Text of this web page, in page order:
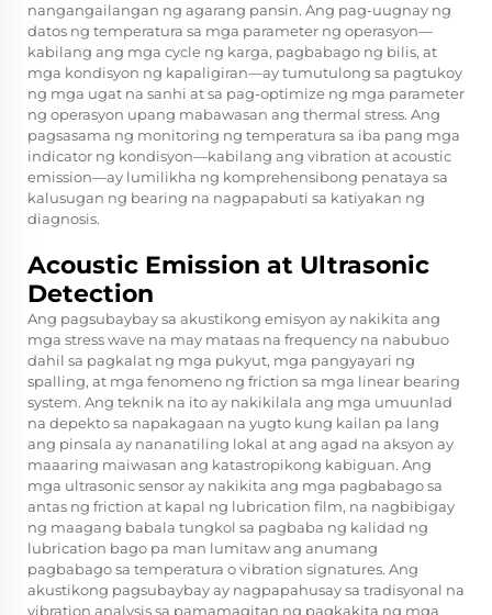
nangangailangan ng agarang pansin. Ang pag-uugnay ng
datos ng temperatura sa mga parameter ng operasyon—
kabilang ang mga cycle ng karga, pagbabago ng bilis, at
mga kondisyon ng kapaligiran—ay tumutulong sa pagtukoy
ng mga ugat na sanhi at sa pag-optimize ng mga parameter
ng operasyon upang mabawasan ang thermal stress. Ang
pagsasama ng monitoring ng temperatura sa iba pang mga
indicator ng kondisyon—kabilang ang vibration at acoustic
emission—ay lumilikha ng komprehensibong penataya sa
kalusugan ng bearing na nagpapabuti sa katiyakan ng
diagnosis.
Acoustic Emission at Ultrasonic
Detection
Ang pagsubaybay sa akustikong emisyon ay nakikita ang
mga stress wave na may mataas na frequency na nabubuo
dahil sa pagkalat ng mga pukyut, mga pangyayari ng
spalling, at mga fenomeno ng friction sa mga linear bearing
system. Ang teknik na ito ay nakikilala ang mga umuunlad
na depekto sa napakagaan na yugto kung kailan pa lang
ang pinsala ay nananatiling lokal at ang agad na aksyon ay
maaaring maiwasan ang katastropikong kabiguan. Ang
mga ultrasonic sensor ay nakikita ang mga pagbabago sa
antas ng friction at kapal ng lubrication film, na nagbibigay
ng maagang babala tungkol sa pagbaba ng kalidad ng
lubrication bago pa man lumitaw ang anumang
pagbabago sa temperatura o vibration signatures. Ang
akustikong pagsubaybay ay nagpapahusay sa tradisyonal na
vibration analysis sa pamamagitan ng pagkakita ng mga